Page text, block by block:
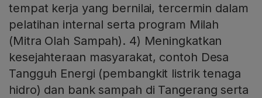
tempat kerja yang bernilai, tercermin dalam
pelatihan internal serta program Milah
(Mitra Olah Sampah). 4) Meningkatkan
kesejahteraan masyarakat, contoh Desa
Tangguh Energi (pembangkit listrik tenaga
hidro) dan bank sampah di Tangerang serta